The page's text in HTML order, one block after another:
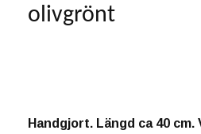
olivgrönt
Handgjort. Längd ca 40 cm.